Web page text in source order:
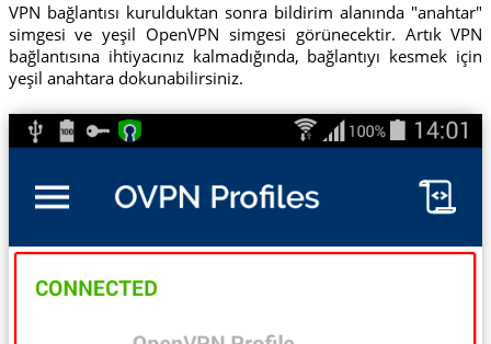
VPN bağlantısı kurulduktan sonra bildirim alanında "anahtar"
simgesi ve yeşil OpenVPN simgesi görünecektir. Artık VPN
bağlantısına ihtiyacınız kalmadığında, bağlantıyı kesmek için
yeşil anahtara dokunabilirsiniz.